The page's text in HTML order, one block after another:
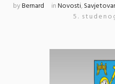
byBernard inNovosti,
5.